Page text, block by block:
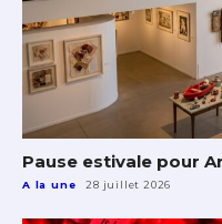
Pause estivale pour
A la une 28 juillet 2026